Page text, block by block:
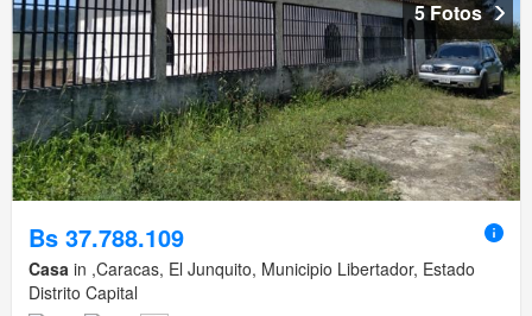
5 Fotos
Bs 37.788.109
Casa in ,Caracas, El Junquito, Municipio Libertador, Estado
Distrito Capital